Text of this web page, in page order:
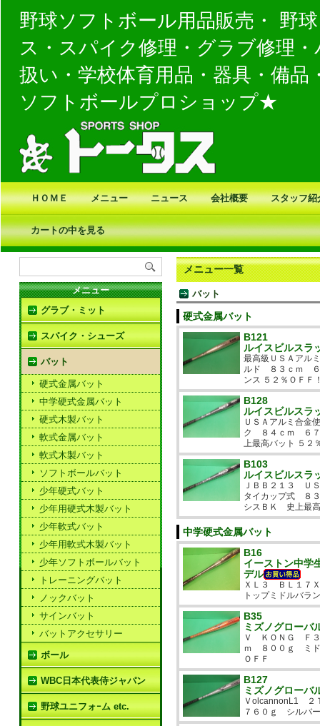
野球ソフトボール用品販売・ 野
ス・スパイク修理・グラブ修理
扱い・学校体育用品・器具・備
ソフトボールプロショップ★
ＨＯＭＥ メニュー ニュース 会社概要 スタッフ紹
カートの中を見る
メニュー
グラブ・ミット
スパイク・シューズ
バット
硬式金属バット
中学硬式金属バット
硬式木製バット
軟式金属バット
軟式木製バット
ソフトボールバット
少年硬式バット
少年用硬式木製バット
少年軟式バット
少年用軟式木製バット
少年ソフトボールバット
トレーニングバット
ノックバット
サインバット
バットアクセサリー
ボール
WBC日本代表侍ジャパン
野球ユニフォｰム etc.
メニュー一覧
バット
硬式金属バット
B121
ルイスビルスラ
最高級ＵＳＡアル
ルド ８３ｃｍ ６
ンス ５２％ＯＦＦ
B128
ルイスビルスラ
ＵＳＡアルミ合金
ク ８４ｃｍ ６７
上最高バット ５２
B103
ルイスビルスラ
ＪＢＢ２１３ Ｕ
タイカップ式 ８
シスＢＫ 史上最
中学硬式金属バット
B16
イーストン中学
デル
ＸＬ３ ＢＬ１７
トップミドルバ
B35
ミズノグローバ
Ｖ ＫＯＮＧ Ｆ
ｍ ８００ｇ ミド
ＯＦＦ
B127
ミズノグローバ
ＶolcannonL1
７６０ｇ シルバ